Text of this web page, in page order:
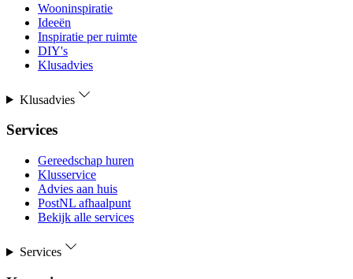
Wooninspiratie
Ideeën
Inspiratie per ruimte
DIY's
Klusadvies
Klusadvies
Services
Gereedschap huren
Klusservice
Advies aan huis
PostNL afhaalpunt
Bekijk alle services
Services